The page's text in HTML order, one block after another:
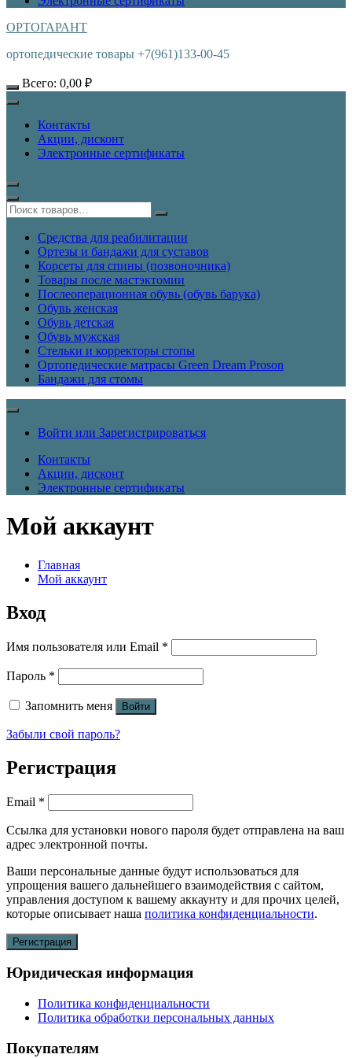
ОРТОГАРАНТ
ортопедические товары +7(961)133-00-45
Всего: 0,00 ₽
Контакты
Акции, дисконт
Электронные сертификаты
Средства для реабилитации
Ортезы и бандажи для суставов
Корсеты для спины (позвоночника)
Товары после мастэктомии
Послеоперационная обувь (обувь барука)
Обувь женская
Обувь детская
Обувь мужская
Стельки и корректоры стопы
Ортопедические матрасы Green Dream Proson
Бандажи для стомы
Войти или Зарегистрироваться
Контакты
Акции, дисконт
Электронные сертификаты
Мой аккаунт
Главная
Мой аккаунт
Вход
Имя пользователя или Email *
Пароль *
Запомнить меня Войти
Забыли свой пароль?
Регистрация
Email *
Ссылка для установки нового пароля будет отправлена ​​на ваш
адрес электронной почты.
Ваши персональные данные будут использоваться для
упрощения вашего дальнейшего взаимодействия с сайтом,
управления доступом к вашему аккаунту и для прочих целей,
которые описывает наша политика конфиденциальности.
Регистрация
Юридическая информация
Политика конфиденциальности
Политика обработки персональных данных
Покупателям